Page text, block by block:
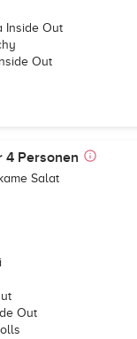
Inside Out
Out
4 Personen
Salat
Out